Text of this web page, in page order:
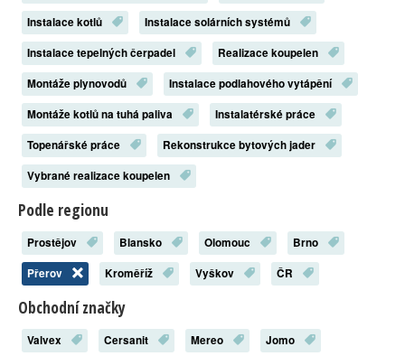
Instalace kotlů
Instalace solárních systémů
Instalace tepelných čerpadel
Realizace koupelen
Montáže plynovodů
Instalace podlahového vytápění
Montáže kotlů na tuhá paliva
Instalatérské práce
Topenářské práce
Rekonstrukce bytových jader
Vybrané realizace koupelen
Podle regionu
Prostějov Blansko Olomouc
Brno
Přerov
Kroměříž Vyškov ČR
Obchodní značky
Valvex Cersanit Mereo
Jomo